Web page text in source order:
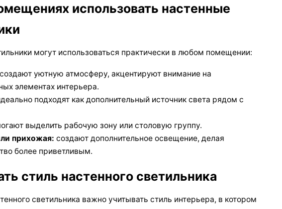
использовать настенные
могут использоваться практически в любом помещении:
создают уютную атмосферу, акцентируют внимание на
элементах интерьера.
подходят как дополнительный источник света рядом с
выделить рабочую зону или столовую группу.
прихожая: создают дополнительное освещение, делая
более приветливым.
стиль настенного светильника
светильника важно учитывать стиль интерьера, в котором